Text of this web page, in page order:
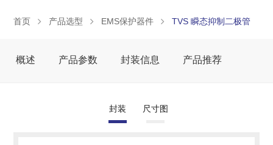
首页 产品选型 EMS保护器件 TVS 瞬态抑制二极管
概述 产品参数 封装信息 产品推荐
封装 尺寸图